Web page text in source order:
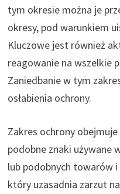
tym okresie można je
okresy, pod warunkiem
Kluczowe jest również
reagowanie na wszelkie
Zaniedbanie w tym
osłabienia ochrony.
Zakres ochrony
podobne znaki używane
lub podobnych towarów
który uzasadnia zarzut